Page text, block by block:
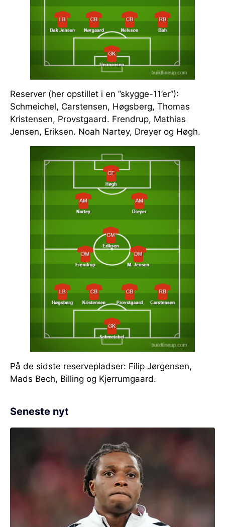
Reserver (her opstillet i en ”skygge-11’er”):
Schmeichel, Carstensen, Høgsberg, Thomas
Kristensen, Provstgaard. Frendrup, Mathias
Jensen, Eriksen. Noah Nartey, Dreyer og Høgh.
På de sidste reservepladser: Filip Jørgensen,
Mads Bech, Billing og Kjerrumgaard.
Seneste nyt